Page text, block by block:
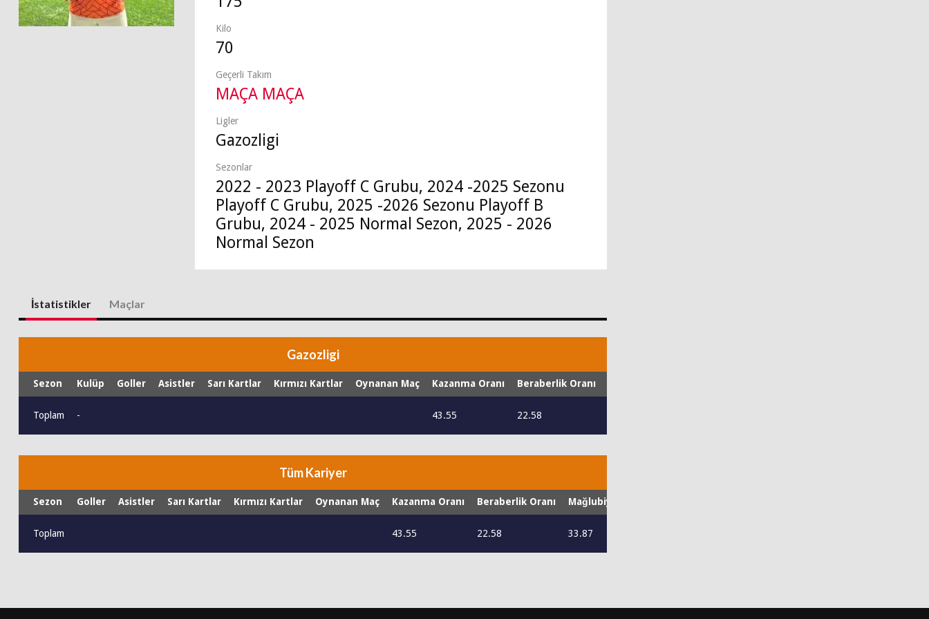
Kilo
70
Geçerli Takım
MAÇA MAÇA
Ligler
Gazozligi
Sezonlar
2022 - 2023 Playoff C Grubu, 2024 -2025 Sezonu
Playoff C Grubu, 2025 -2026 Sezonu Playoff B
Grubu, 2024 - 2025 Normal Sezon, 2025 - 2026
Normal Sezon
İstatistikler Maçlar
Gazozligi
Sezon Kulüp Goller Asistler Sarı Kartlar Kırmızı Kartlar Oynanan Maç Kazanma Oranı Beraberlik Oranı
Toplam - 43.55 22.58
Tüm Kariyer
Sezon Goller Asistler Sarı Kartlar Kırmızı Kartlar Oynanan Maç Kazanma Oranı Beraberlik Oranı Mağlubiyet Oranı
Toplam 43.55 22.58 33.87